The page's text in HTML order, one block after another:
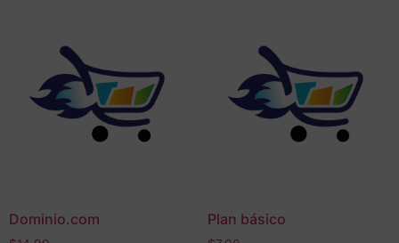
Dominio.com Plan básico